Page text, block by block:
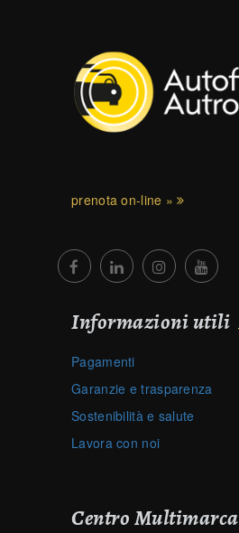
prenota on-line »
Informazioni utili
Pagamenti
Garanzie e trasparenza
Sostenibilità e salute
Lavora con noi
Centro Multimarca